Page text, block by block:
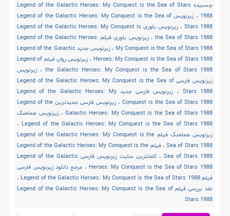
چسبیده Legend of the Galactic Heroes: My Conquest is the Sea of Stars
1988 ،
زیرنویس Legend of the Galactic Heroes: My Conquest is the Sea of
Stars 1988 ،
زیرنویس بلوری Legend of the Galactic Heroes: My Conquest is
the Sea of Stars 1988 ،
زیرنویس بلوری فیلم Legend of the Galactic Heroes:
My Conquest is the Sea of Stars 1988 ،
زیرنویس جدید Legend of the Galactic
Heroes: My Conquest is the Sea of Stars 1988 ،
زیرنویس روان فیلم Legend of
the Galactic Heroes: My Conquest is the Sea of Stars 1988، زیرنویس
زیرنویس فارسی Legend of the Galactic Heroes: My Conquest is the Sea of
Stars 1988 ،
زیرنویس فارسی جدید Legend of the Galactic Heroes: My
Conquest is the Sea of Stars 1988 ،
زیرنویس فارسی جدیدترین Legend of the
Galactic Heroes: My Conquest is the Sea of Stars 1988،زیرنویس هماهنگ
Legend of the Galactic Heroes: My Conquest is the Sea of Stars 1988 ،
زیرنویس هماهنگ فیلم Legend of the Galactic Heroes: My Conquest is the
Sea of Stars 1988،
فیلم Legend of the Galactic Heroes: My Conquest is the
Sea of Stars 1988 ،
کاملترین سایت زیرنویس فارسی Legend of the Galactic
Heroes: My Conquest is the Sea of Stars 1988 ، مرجع دانلود زیرنویس فارسی
فیلم Legend of the Galactic Heroes: My Conquest is the Sea of Stars 1988
،
نقد بررسی فیلم Legend of the Galactic Heroes: My Conquest is the Sea of
Stars 1988